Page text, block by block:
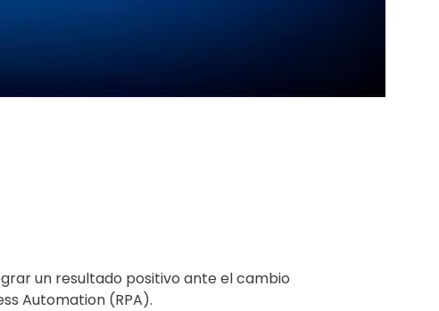
un resultado positivo ante el cambio
Automation (RPA).